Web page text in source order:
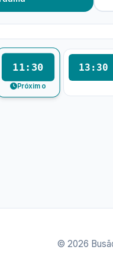
11:30
Próximo
13:30
© 2026